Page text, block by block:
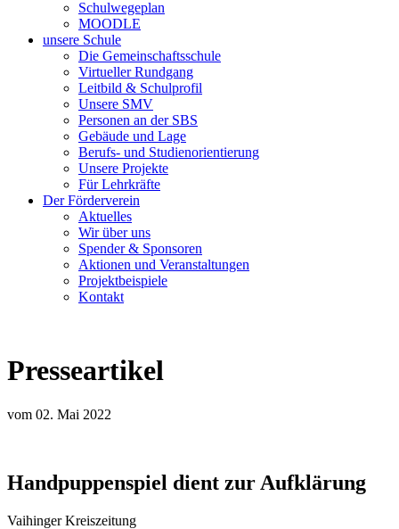
Schulwegeplan
MOODLE
unsere Schule
Die Gemeinschaftsschule
Virtueller Rundgang
Leitbild & Schulprofil
Unsere SMV
Personen an der SBS
Gebäude und Lage
Berufs- und Studienorientierung
Unsere Projekte
Für Lehrkräfte
Der Förderverein
Aktuelles
Wir über uns
Spender & Sponsoren
Aktionen und Veranstaltungen
Projektbeispiele
Kontakt
Presseartikel
vom 02. Mai 2022
Handpuppenspiel dient zur Aufklärung
Vaihinger Kreiszeitung